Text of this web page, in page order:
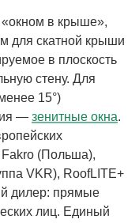
в крыше»,
для скатной крыши
в плоскость
стену. Для
15°)
— зенитные окна.
Fakro (Польша),
VKR), RoofLITE+
дилер: прямые
лиц. Единый